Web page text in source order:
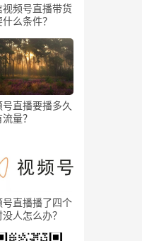
视频号直播带货
么条件？
号直播要播多久
量？
号直播播了四个
人怎么办？